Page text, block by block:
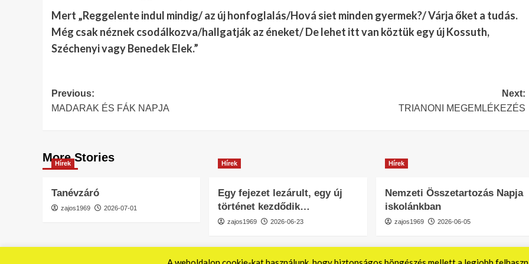
Mert „Reggelente indul mindig/ az új honfoglalás/Hová siet minden gyermek?/ Várja őket a tudás.
Még csak néznek csodálkozva/hallgatják az éneket/ De lehet itt van köztük egy új Kossuth,
Széchenyi vagy Benedek Elek.”
Post
navigation
Previous:
MADARAK ÉS FÁK NAPJA
Next:
TRIANONI MEGEMLÉKEZÉS
More Stories
Hírek
Tanévzáró
zajos1969 2026-07-01
Hírek
Egy fejezet lezárult, egy új
történet kezdődik…
zajos1969 2026-06-23
Hírek
Nemzeti Összetartozás Napja
iskolánkban
zajos1969 2026-06-05